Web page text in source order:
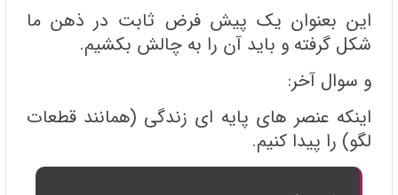
این بعنوان یک پیش فرض ثابت در ذهن ما
شکل گرفته و باید آن را به چالش بکشیم.
و سوال آخر:
اینکه عنصر های پایه ای زندگی (همانند قطعات
لگو) را پیدا کنیم.